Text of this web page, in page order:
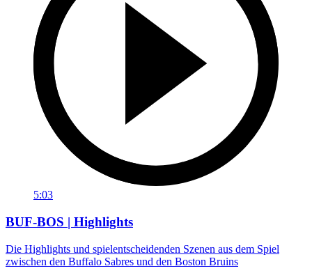
5:03
BUF-BOS | Highlights
Die Highlights und spielentscheidenden Szenen aus dem Spiel
zwischen den Buffalo Sabres und den Boston Bruins